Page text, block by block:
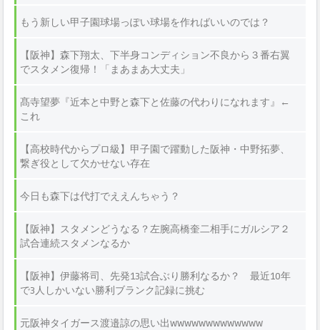
もう新しい甲子園球場っぽい球場を作ればいいのでは？
【阪神】森下翔太、下半身コンディション不良から３番右翼
でスタメン復帰！「まあまあ大丈夫」
髙寺望夢『近本と中野と森下と佐藤の代わりになれます』←
これ
【高校時代からプロ級】甲子園で躍動した阪神・中野拓夢、
繋ぎ役として欠かせない存在
今日も森下は代打でええんちゃう？
【阪神】スタメンどうなる？左腕高橋奎二相手にガルシア２
試合連続スタメンなるか
【阪神】伊藤将司、先発13試合ぶり勝利なるか？ 最近10年
で3人しかいない勝利ブランク記録に挑む
元阪神タイガース渡邉諒の思い出wwwwwwwwwwwww